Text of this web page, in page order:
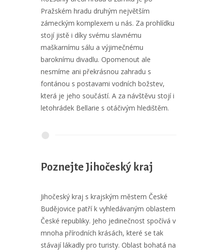
Pražském hradu druhým největším
zámeckým komplexem u nás. Za prohlídku
stojí jistě i díky svému slavnému
maškarnímu sálu a výjimečnému
baroknímu divadlu. Opomenout ale
nesmíme ani překrásnou zahradu s
fontánou s postavami vodních božstev,
která je jeho součástí. A za návštěvu stojí i
letohrádek Bellarie s otáčivým hledištěm.
Poznejte Jihočeský kraj
Jihočeský kraj s krajským městem České
Budějovice patří k vyhledávaným oblastem
České republiky. Jeho jedinečnost spočívá v
mnoha přírodních krásách, které se tak
stávají lákadly pro turisty. Oblast bohatá na